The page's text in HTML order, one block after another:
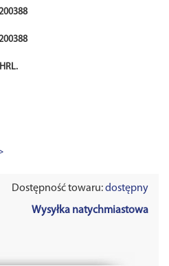
Dostępność towaru:dostępny
Wysyłka natychmiastowa